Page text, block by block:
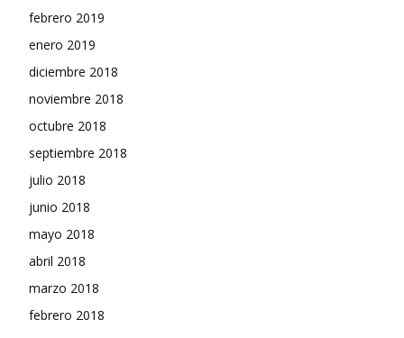
febrero 2019
enero 2019
diciembre 2018
noviembre 2018
octubre 2018
septiembre 2018
julio 2018
junio 2018
mayo 2018
abril 2018
marzo 2018
febrero 2018